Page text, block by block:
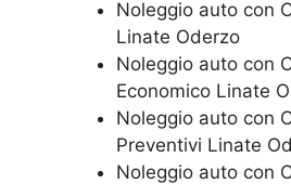
Noleggio auto con
Linate Oderzo
Noleggio auto con
Economico Linate
Noleggio auto con
Preventivi Linate
Noleggio auto con